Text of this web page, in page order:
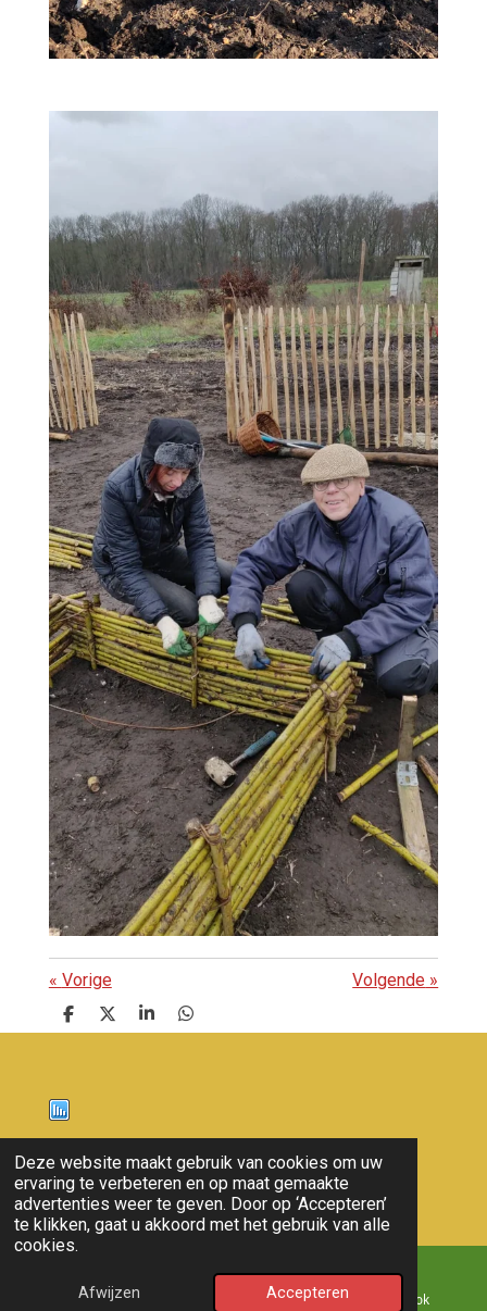
Deze website maakt gebruik van cookies om uw
ervaring te verbeteren en op maat gemaakte
advertenties weer te geven. Door op ‘Accepteren’
te klikken, gaat u akkoord met het gebruik van alle
cookies.
Afwijzen Accepteren
« Vorige Volgende »
D
e
D
e
S
h
D
e
Nieuws
© 2011 - 2026 overloon nieuws
E-mailadres Kaart Facebook